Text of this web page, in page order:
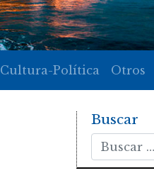
Cultura-Política Otros
Buscar
Buscar